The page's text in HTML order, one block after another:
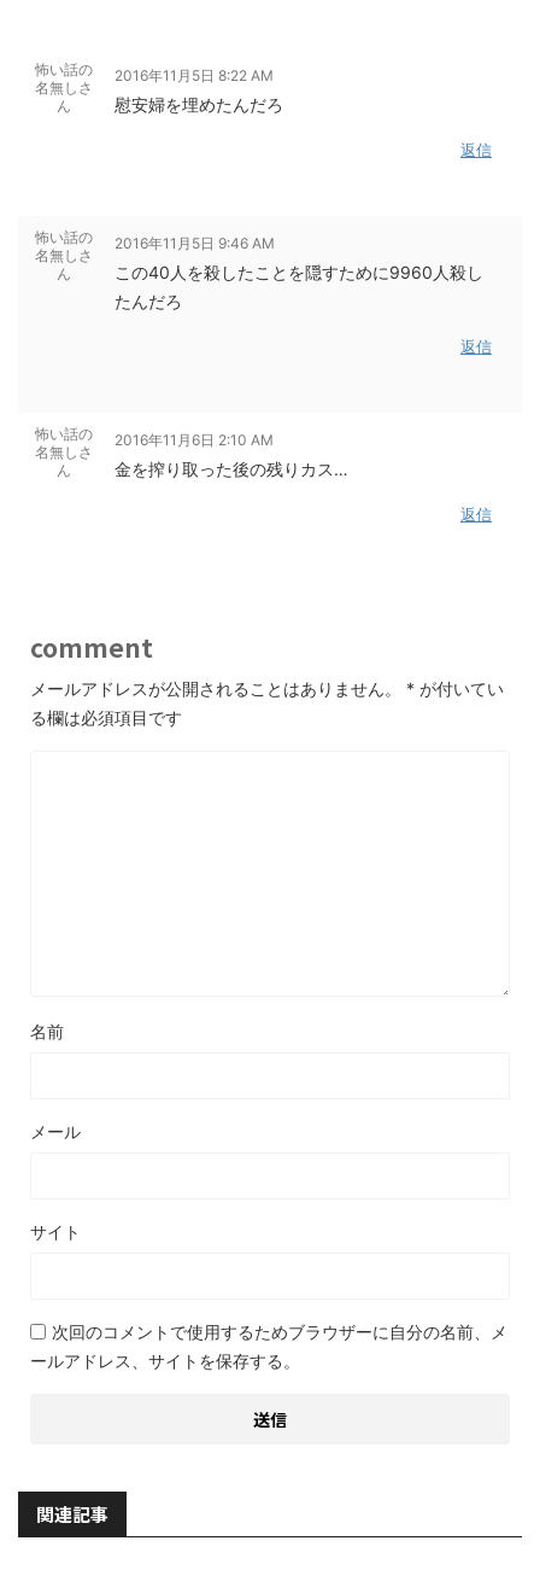
怖い話の
名無しさ
ん
2016年11月5日 8:22 AM
慰安婦を埋めたんだろ
返信
怖い話の
名無しさ
ん
2016年11月5日 9:46 AM
この40人を殺したことを隠すために9960人殺し
たんだろ
返信
怖い話の
名無しさ
ん
2016年11月6日 2:10 AM
金を搾り取った後の残りカス…
返信
comment
メールアドレスが公開されることはありません。 * が付いてい
る欄は必須項目です
名前
メール
サイト
次回のコメントで使用するためブラウザーに自分の名前、メ
ールアドレス、サイトを保存する。
関連記事